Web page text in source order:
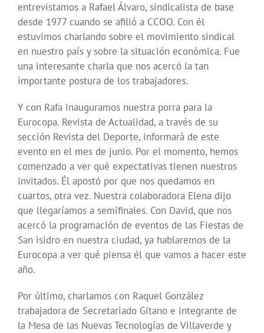
entrevistamos a Rafael Álvaro, sindicalista de base
desde 1977 cuando se afilió a CCOO. Con él
estuvimos charlando sobre el movimiento sindical
en nuestro país y sobre la situación económica. Fue
una interesante charla que nos acercó la tan
importante postura de los trabajadores.
Y con Rafa inauguramos nuestra porra para la
Eurocopa. Revista de Actualidad, a través de su
sección Revista del Deporte, informará de este
evento en el mes de junio. Por el momento, hemos
comenzado a ver qué expectativas tienen nuestros
invitados. Él apostó por que nos quedamos en
cuartos, otra vez. Nuestra colaboradora Elena dijo
que llegaríamos a semifinales. Con David, que nos
acercó la programación de eventos de las Fiestas de
San isidro en nuestra ciudad, ya hablaremos de la
Eurocopa a ver qué piensa él que vamos a hacer este
año.
Por último, charlamos con Raquel González
trabajadora de Secretariado Gitano e integrante de
la Mesa de las Nuevas Tecnologías de Villaverde y